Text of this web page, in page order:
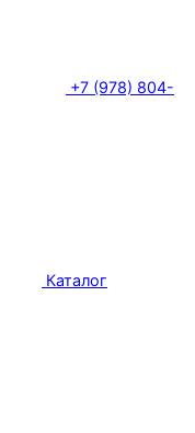
+7 (978) 804-
Каталог